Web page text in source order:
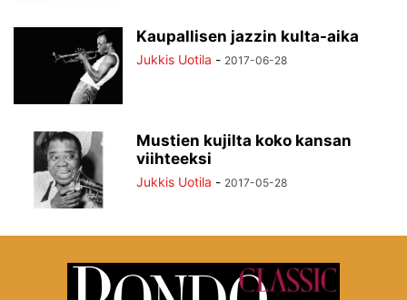
Kaupallisen jazzin kulta-aika
Jukkis Uotila - 2017-06-28
Mustien kujilta koko kansan
viihteeksi
Jukkis Uotila - 2017-05-28